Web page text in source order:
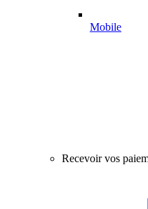
Mobile
Recevoir vos